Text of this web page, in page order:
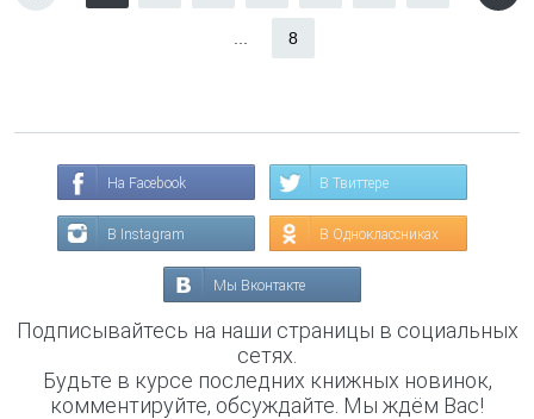
8
На Facebook В Твиттере
В Instagram В Одноклассниках
Мы Вконтакте
Подписывайтесь на наши страницы в социальных
сетях.
Будьте в курсе последних книжных новинок,
комментируйте, обсуждайте. Мы ждём Вас!